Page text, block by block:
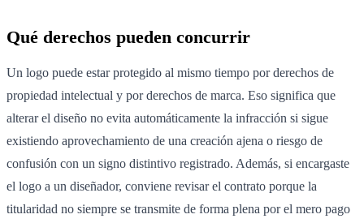
Qué derechos pueden concurrir
Un logo puede estar protegido al mismo tiempo por derechos de
propiedad intelectual y por derechos de marca. Eso significa que
alterar el diseño no evita automáticamente la infracción si sigue
existiendo aprovechamiento de una creación ajena o riesgo de
confusión con un signo distintivo registrado. Además, si encargaste
el logo a un diseñador, conviene revisar el contrato porque la
titularidad no siempre se transmite de forma plena por el mero pago